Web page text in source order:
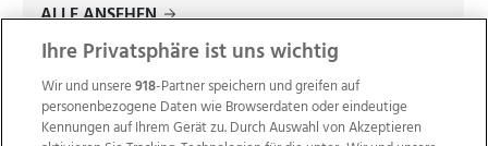
ALLE ANSEHEN
Ihre Privatsphäre ist uns wichtig
Wir und unsere918-Partner speichern und greifen auf
personenbezogene Daten wie Browserdaten oder eindeutige
Kennungen auf Ihrem Gerät zu. Durch Auswahl von Akzeptieren